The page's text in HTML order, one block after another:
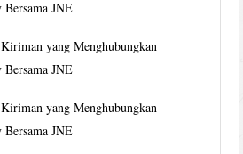
JNE
Kiriman yang Menghubungkan
JNE
Kiriman yang Menghubungkan
JNE